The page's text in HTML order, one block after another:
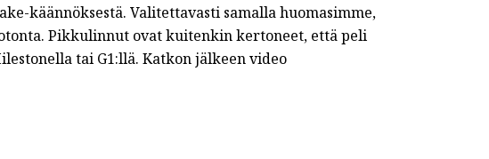
käännöksestä. Valitettavasti samalla huomasimme,
Pikkulinnut ovat kuitenkin kertoneet, että peli
tai G1:llä. Katkon jälkeen video